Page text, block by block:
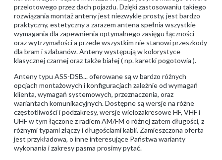
przelotowego przez dach pojazdu. Dzięki zastosowaniu takiego
rozwiązania montaż anteny jest niezwykle prosty, jest bardzo
praktyczny, estetyczny a zarazem antena spełnia wszystkie
wymagania dla zapewnienia optymalnego zasięgu łączności
oraz wytrzymałości a przede wszystkim nie stanowi przeszkody
dla bram i szlabanów. Anteny występują w kolorystyce
klasycznej czarnej oraz także białej ( np. karetki pogotowia ).
Anteny typu ASS-DSB... oferowane są w bardzo różnych
opcjach montażowych i konfiguracjach zależnie od wymagań
klienta, wymagań systemowych, przeznaczenia, oraz
wariantach komunikacyjnych. Dostępne są wersje na różne
częstotliwości i podzakresy, wersje wielozakresowe HF, VHF i
UHF w tym łączone z radiem AM/FM o różnej zatem długości, z
różnymi typami złączy i długościami kabli. Zamieszczona oferta
jest przykładowa, o inne interesujące Państwa warianty
wykonania i zakresy pasma prosimy pytać.